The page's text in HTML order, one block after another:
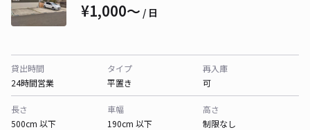
¥1,000〜 / 日
貸出時間
24時間営業
タイプ
平置き
再入庫
可
長さ
500cm 以下
車幅
190cm 以下
高さ
制限なし